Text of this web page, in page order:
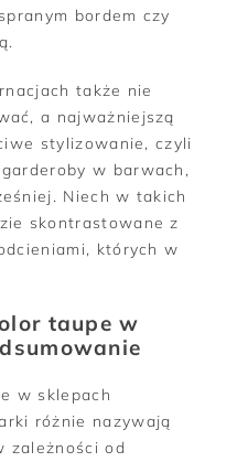
bordem czy
także nie
a najważniejszą
stylizowanie, czyli
w barwach,
Niech w takich
skontrastowane z
których w
taupe w
w sklepach
różnie nazywają
zależności od